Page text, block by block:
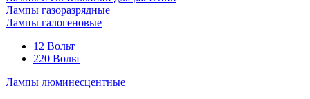
Лампы газоразрядные
Лампы галогеновые
12 Вольт
220 Вольт
Лампы люминесцентные